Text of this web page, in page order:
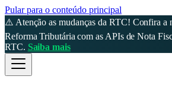
Pular para o conteúdo principal
⚠️ Atenção as mudanças da RTC! Confira a
Reforma Tributária com as APIs de Nota
RTC. Saiba mais